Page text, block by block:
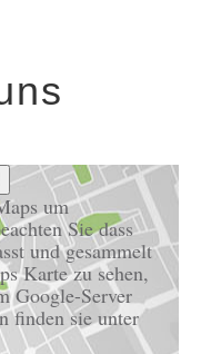
um
Sie dass
und gesammelt
Karte zu sehen,
Google-Server
finden sie unter